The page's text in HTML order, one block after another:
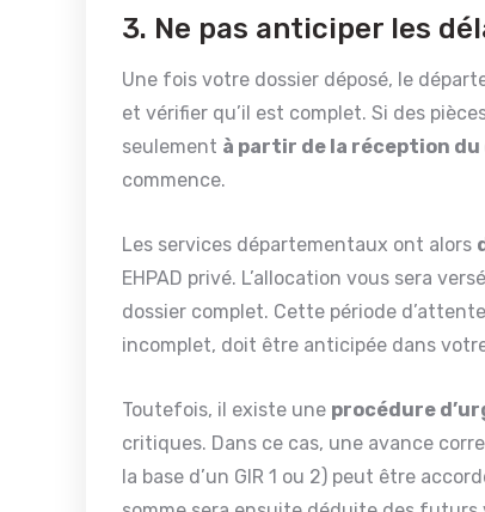
3. Ne pas anticiper les
Une fois votre dossier déposé, le
et vérifier qu’il est complet. Si des
seulement à partir de la réception
commence.
Les services départementaux ont alors
EHPAD privé. L’allocation vous sera
dossier complet. Cette période
incomplet, doit être anticipée dans
Toutefois, il existe une procédure
critiques. Dans ce cas, une avance
la base d’un GIR 1 ou 2) peut être